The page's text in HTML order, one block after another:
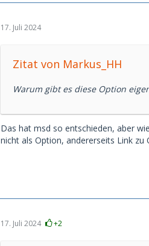
17. Juli 2024
Zitat von Markus_HH
Warum gibt es diese Option
Das hat msd so entschieden, aber
nicht als Option, andererseits Link zu
17. Juli 2024 +2